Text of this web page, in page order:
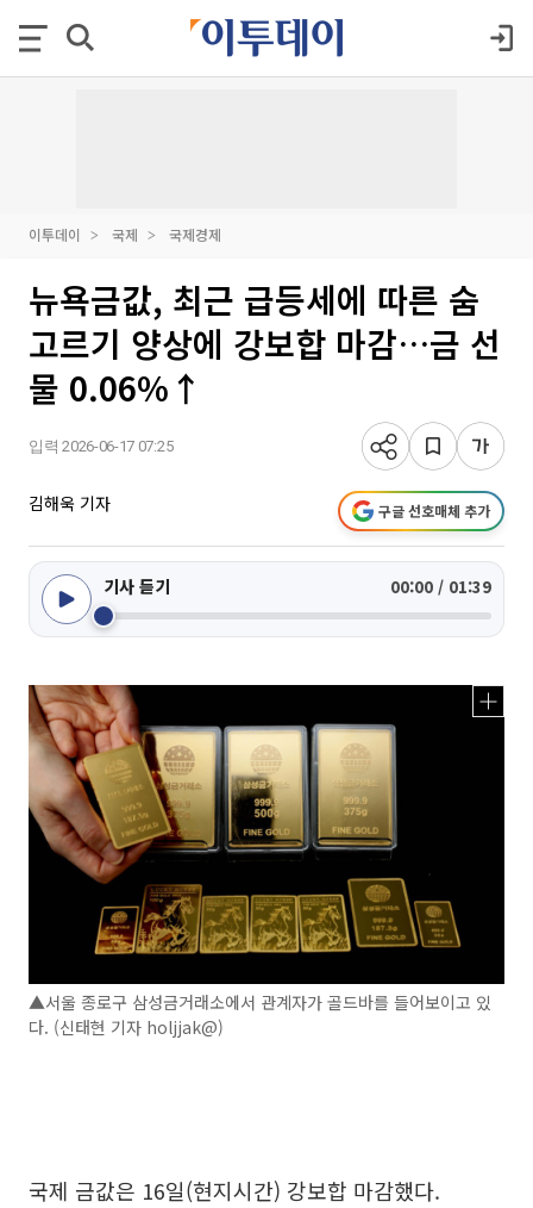
이투데이 국제 국제경제
뉴욕금값, 최근 급등세에 따른 숨
고르기 양상에 강보합 마감…금 선
물 0.06%↑
입력 2026-06-17 07:25
김해욱 기자 구글 선호매체 추가
기사 듣기 00:00 / 01:39
▲서울 종로구 삼성금거래소에서 관계자가 골드바를 들어보이고 있
다. (신태현 기자 holjjak@)
국제 금값은 16일(현지시간) 강보합 마감했다.